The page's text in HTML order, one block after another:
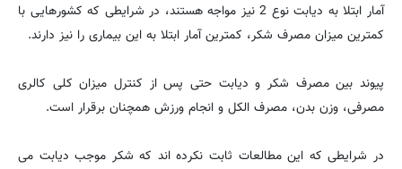
آمار ابتلا به دیابت نوع 2 نیز مواجه هستند، در شرایطی که کشورهایی با
کمترین میزان مصرف شکر، کمترین آمار ابتلا به این بیماری را نیز دارند.
پیوند بین مصرف شکر و دیابت حتی پس از کنترل میزان کلی کالری
مصرفی، وزن بدن، مصرف الکل و انجام ورزش همچنان برقرار است.
در شرایطی که این مطالعات ثابت نکرده اند که شکر موجب دیابت می